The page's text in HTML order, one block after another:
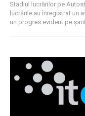
Stadiul lucrărilor pe
lucrările au înregistrat un
un progres evident pe